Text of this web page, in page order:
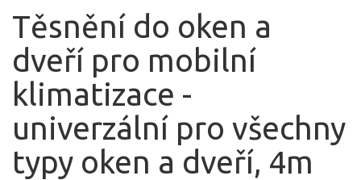
Těsnění do oken a
dveří pro mobilní
klimatizace -
univerzální pro všechny
typy oken a dveří, 4m